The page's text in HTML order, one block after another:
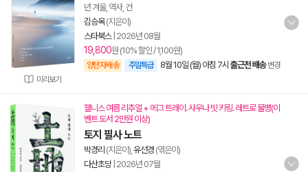
미리보기
년 겨울, 역사, 건
김승옥(지은이)
스타북스| 2026년 08월
19,800원 (10% 할인 / 1,100원)
양탄자배송 주말특급 8월 10일 (월) 아침 7시 출근전 배송 변경
웰니스 여름 리추얼 + 에그 트레이. 사우나 빗 키링. 레트로 물병(이
벤트 도서 2만원 이상)
토지 필사 노트
박경리 (지은이), 유선경 (엮은이)
다산초당| 2026년 07월